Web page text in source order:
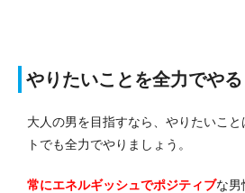
やりたいことを全力でやる
大人の男を目指すなら、やりたいこ
トでも全力でやりましょう。
常にエネルギッシュでポジティブな男